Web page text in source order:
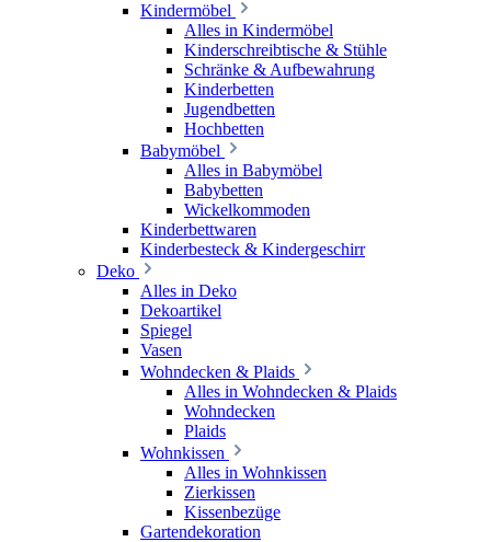
Kindermöbel
Alles in Kindermöbel
Kinderschreibtische & Stühle
Schränke & Aufbewahrung
Kinderbetten
Jugendbetten
Hochbetten
Babymöbel
Alles in Babymöbel
Babybetten
Wickelkommoden
Kinderbettwaren
Kinderbesteck & Kindergeschirr
Deko
Alles in Deko
Dekoartikel
Spiegel
Vasen
Wohndecken & Plaids
Alles in Wohndecken & Plaids
Wohndecken
Plaids
Wohnkissen
Alles in Wohnkissen
Zierkissen
Kissenbezüge
Gartendekoration